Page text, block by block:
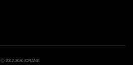
Ⓒ 2012-2020 IORANE